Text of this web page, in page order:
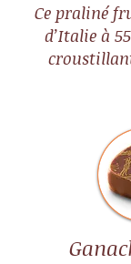
Ce praliné
d’Italie à